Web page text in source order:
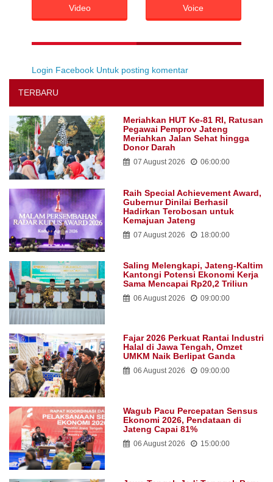
Video Voice
Login Facebook Untuk posting komentar
TERBARU
Meriahkan HUT Ke-81 RI, Ratusan
Pegawai Pemprov Jateng
Meriahkan Jalan Sehat hingga
Donor Darah
07 August 2026 06:00:00
Raih Special Achievement Award,
Gubernur Dinilai Berhasil
Hadirkan Terobosan untuk
Kemajuan Jateng
07 August 2026 18:00:00
Saling Melengkapi, Jateng-Kaltim
Kantongi Potensi Ekonomi Kerja
Sama Mencapai Rp20,2 Triliun
06 August 2026 09:00:00
Fajar 2026 Perkuat Rantai Industri
Halal di Jawa Tengah, Omzet
UMKM Naik Berlipat Ganda
06 August 2026 09:00:00
Wagub Pacu Percepatan Sensus
Ekonomi 2026, Pendataan di
Jateng Capai 81%
06 August 2026 15:00:00